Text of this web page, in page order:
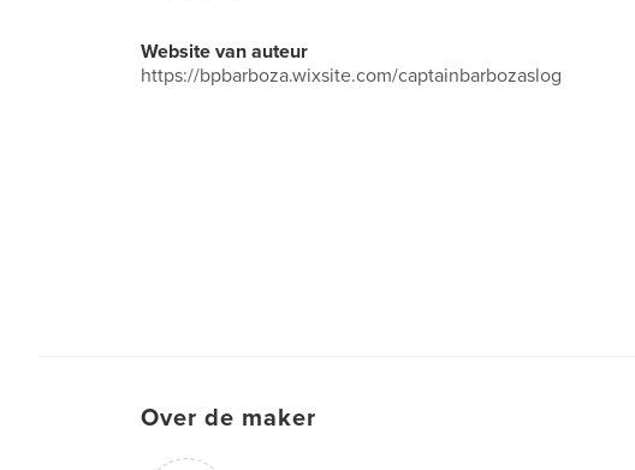
Website van auteur
https://bpbarboza.wixsite.com/captainbarbozaslog
Over de maker